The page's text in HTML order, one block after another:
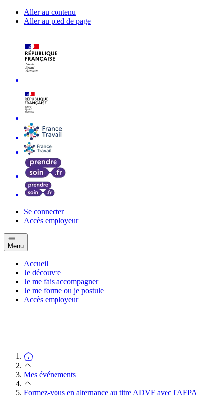
Aller au contenu
Aller au pied de page
Se connecter
Accès employeur
Menu
Accueil
Je découvre
Je me fais accompagner
Je me forme ou je postule
Accès employeur
Mes événements
Formez-vous en alternance au titre ADVF avec l'AFPA